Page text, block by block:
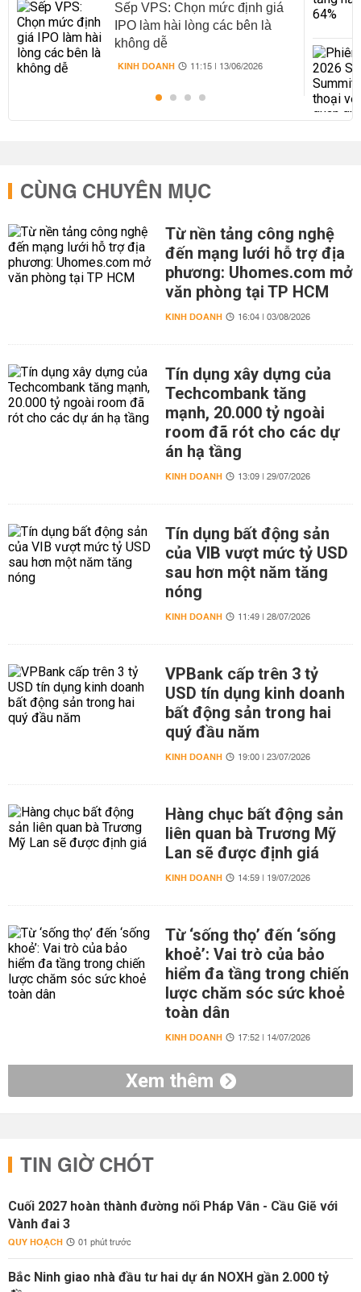
Sếp VPS: Chọn mức định giá
IPO làm hài lòng các bên là
không dễ
KINH DOANH 11:15 | 13/06/2026
CÙNG CHUYÊN MỤC
Từ nền tảng công nghệ
đến mạng lưới hỗ trợ địa
phương: Uhomes.com mở
văn phòng tại TP HCM
KINH DOANH 16:04 | 03/08/2026
Tín dụng xây dựng của
Techcombank tăng
mạnh, 20.000 tỷ ngoài
room đã rót cho các dự
án hạ tầng
KINH DOANH 13:09 | 29/07/2026
Tín dụng bất động sản
của VIB vượt mức tỷ USD
sau hơn một năm tăng
nóng
KINH DOANH 11:49 | 28/07/2026
VPBank cấp trên 3 tỷ
USD tín dụng kinh doanh
bất động sản trong hai
quý đầu năm
KINH DOANH 19:00 | 23/07/2026
Hàng chục bất động sản
liên quan bà Trương Mỹ
Lan sẽ được định giá
KINH DOANH 14:59 | 19/07/2026
Từ ‘sống thọ’ đến ‘sống
khoẻ’: Vai trò của bảo
hiểm đa tầng trong chiến
lược chăm sóc sức khoẻ
toàn dân
KINH DOANH 17:52 | 14/07/2026
Xem thêm
TIN GIỜ CHÓT
Cuối 2027 hoàn thành đường nối Pháp Vân - Cầu Giẽ với
Vành đai 3
QUY HOẠCH 01 phút trước
Bắc Ninh giao nhà đầu tư hai dự án NOXH gần 2.000 tỷ